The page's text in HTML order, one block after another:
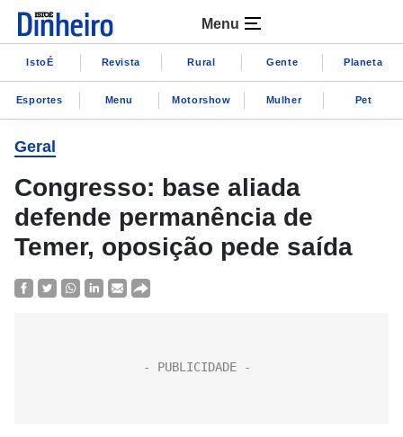
Menu
IstoÉ Revista Rural Gente Planeta
Esportes Menu Motorshow Mulher Pet
Geral
Congresso: base aliada
defende permanência de
Temer, oposição pede saída